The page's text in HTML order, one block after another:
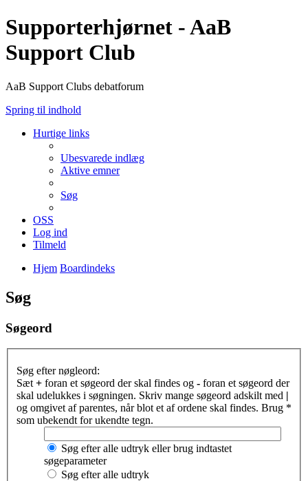
Supporterhjørnet - AaB
Support Club
AaB Support Clubs debatforum
Spring til indhold
Hurtige links
Ubesvarede indlæg
Aktive emner
Søg
OSS
Log ind
Tilmeld
Hjem Boardindeks
Søg
Søgeord
Søg efter nøgleord:
Sæt + foran et søgeord der skal findes og - foran et søgeord der
skal udelukkes i søgningen. Skriv mange søgeord adskilt med |
og omgivet af parentes, når blot et af ordene skal findes. Brug *
som ubekendt for ukendte tegn.
Søg efter alle udtryk eller brug indtastet
søgeparameter
Søg efter alle udtryk